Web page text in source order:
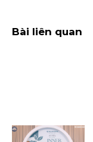
Bài liên quan